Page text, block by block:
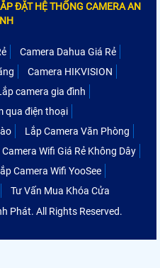
ĐẶT HỆ THỐNG CAMERA AN
Camera Dahua Giá Rẻ
Camera HIKVISION
camera gia đình
qua điện thoại
Lắp Camera Văn Phòng
Camera Wifi Giá Rẻ Không Dây
Camera Wifi YooSee
Tư Vấn Mua Khóa Cửa
Phát. All Rights Reserved.